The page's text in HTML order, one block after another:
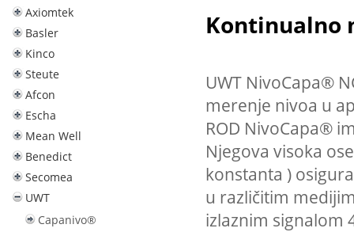
Axiomtek
Basler
Kinco
Steute
Afcon
Escha
Mean Well
Benedict
Secomea
UWT
Capanivo®
Kontinualno
UWT NivoCapa®
merenje nivoa u
ROD NivoCapa®
Njegova visoka
konstanta )
u različitim
izlaznim signalom